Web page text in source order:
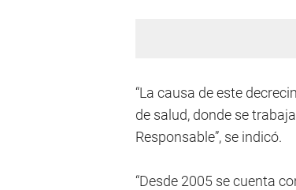
“La causa de este
de salud, donde se
Responsable”, se indicó.
“Desde 2005 se cuenta